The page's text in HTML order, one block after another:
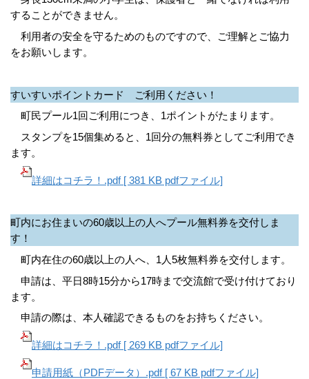
することができません。
利用者の安全を守るためのものですので、ご理解とご協力
をお願いします。
すいすいポイントカード ご利用ください！
町民プール1回ご利用につき、1ポイントがたまります。
スタンプを15個集めると、1回分の無料券としてご利用でき
ます。
詳細はコチラ！.pdf [ 381 KB pdfファイル]
町内にお住まいの60歳以上の人へプール無料券を交付しま
す！
町内在住の60歳以上の人へ、1人5枚無料券を交付します。
申請は、平日8時15分から17時まで交流館で受け付けており
ます。
申請の際は、本人確認できるものをお持ちください。
詳細はコチラ！.pdf [ 269 KB pdfファイル]
申請用紙（PDFデータ）.pdf [ 67 KB pdfファイル]